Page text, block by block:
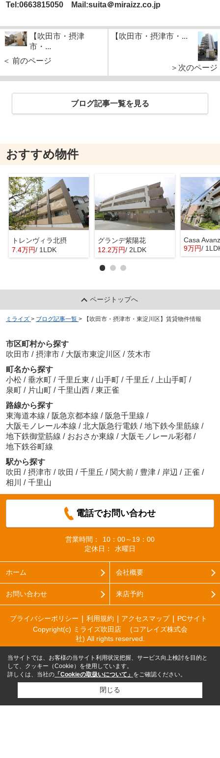
Tel:0663815050 Mail:suita＠miraizz.co.jp
【吹田市・摂津
市・...
＜ 前のページ
【吹田市・摂津市・...
＞次のページ
ブログ記事一覧を見る
おすすめ物件
トレンヴィラ北摂
7.4万円/ 1LDK
グランデ紫陽花
12.2万円/ 2LDK
Casa
9万円/
ページトップへ
ミライズ > ブログ記事一覧 > 【吹田市・摂津市・東淀川区】賃貸物件情報
市区町村から探す
吹田市 / 摂津市 / 大阪市東淀川区 / 茨木市
町名から探す
小松 / 垂水町 / 千里丘東 / 山手町 / 千里丘 / 上山手町 /
泉町 / 片山町 / 千里山西 / 東正雀
路線から探す
東海道本線 / 阪急京都本線 / 阪急千里線 /
大阪モノレール本線 / 北大阪急行電鉄 / 地下鉄今里筋線 /
地下鉄御堂筋線 / おおさか東線 / 大阪モノレール彩都 /
地下鉄谷町線
駅から探す
吹田 / 摂津市 / 吹田 / 千里丘 / 関大前 / 豊津 / 岸辺 / 正雀 /
相川
/ 千里山
電話でお問い合わせ
営業時間：
10：00～19：00
定休日：
水曜日
ホーム 会社概要
お問い合わせ 来店予約
プライバシーポリシー 利用規約 アクセスマップ
PCサイト
Copyright(c) ミライズ吹田店 (コアレイズ株式会
社) All rights reserved.
当サイトでは、お客様の当サイト利用状況把握、サービス向上検討を目的と
して、クッキー（Cookie）を使用しています。
詳しくは、当社の 「Cookieの取扱いについて」 をご確認ください。
閉じる